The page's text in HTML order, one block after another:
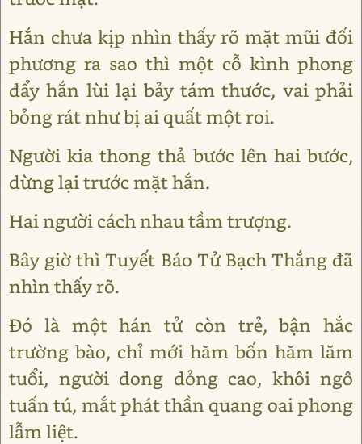
Hắn chưa kịp nhìn thấy rõ mặt mũi đối
phương ra sao thì một cỗ kình phong
đẩy hắn lùi lại bảy tám thước, vai phải
bỏng rát như bị ai quất một roi.
Người kia thong thả bước lên hai bước,
dừng lại trước mặt hắn.
Hai người cách nhau tầm trượng.
Bây giờ thì Tuyết Báo Tử Bạch Thắng đã
nhìn thấy rõ.
Đó là một hán tử còn trẻ, bận hắc
trường bào, chỉ mới hăm bốn hăm lăm
tuổi, người dong dỏng cao, khôi ngô
tuấn tú, mắt phát thần quang oai phong
lẫm liệt.